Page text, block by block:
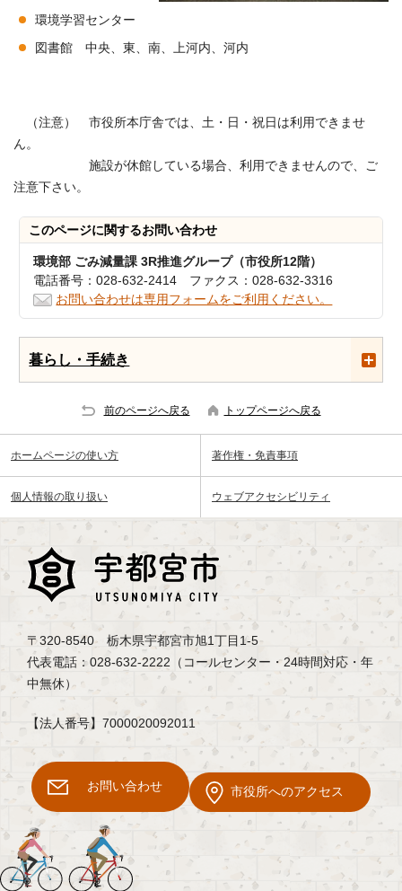
環境学習センター
図書館 中央、東、南、上河内、河内
（注意） 市役所本庁舎では、土・日・祝日は利用できませ
ん。
施設が休館している場合、利用できませんので、ご
注意下さい。
このページに関するお問い合わせ
環境部 ごみ減量課 3R推進グループ（市役所12階）
電話番号：028-632-2414 ファクス：028-632-3316
お問い合わせは専用フォームをご利用ください。
暮らし・手続き
前のページへ戻る トップページへ戻る
ホームページの使い方 著作権・免責事項
個人情報の取り扱い ウェブアクセシビリティ
〒320-8540 栃木県宇都宮市旭1丁目1-5
代表電話：028-632-2222（コールセンター・24時間対応・年
中無休）
【法人番号】7000020092011
お問い合わせ 市役所へのアクセス